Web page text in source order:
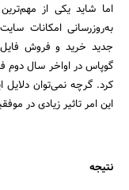
اما شاید یکی از
به‌روزرسانی امکانات
جدید خرید و فروش فایل
گوپاس در اواخر سال دوم
کرد. گرچه نمی‌توان دلایل
این امر تاثیر زیادی در
نتیجه